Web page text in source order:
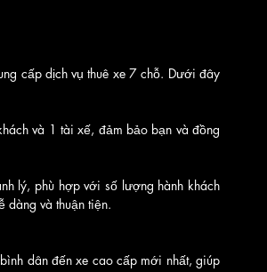
cấp dịch vụ thuê xe 7 chỗ. Dưới đây
và 1 tài xế, đảm bảo bạn và đồng
lý, phù hợp với số lượng hành khách
dàng và thuận tiện.
dân đến xe cao cấp mới nhất, giúp